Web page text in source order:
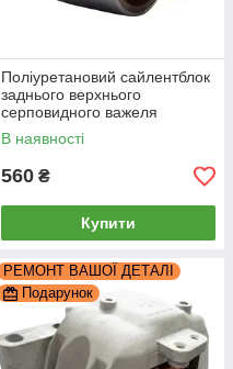
Поліуретановий сайлентблок
заднього верхнього
серповидного важеля
зовнішній Seat Toledo 3, PP-
0165b
В наявності
560 ₴
Купити
РЕМОНТ ВАШОЇ ДЕТАЛІ
Подарунок